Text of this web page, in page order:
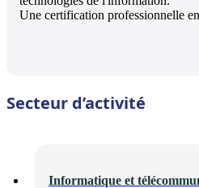
Une certification professionnelle
Secteur d’activité
Informatique et